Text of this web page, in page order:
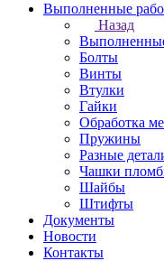
Выполненные
Назад
Болты
Винты
Втулки
Гайки
Обработка
Пружины
Разные
Чашки
Шайбы
Штифты
Документы
Новости
Контакты